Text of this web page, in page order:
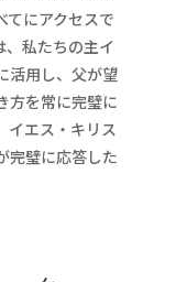
てにアクセスで
、私たちの主イ
活用し、父が望
方を常に完璧に
イエス・キリス
完璧に応答した